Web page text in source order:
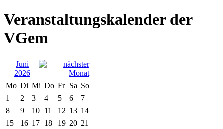
Veranstaltungskalender der
VGem
Juni
2026
Mo Di Mi Do Fr Sa So
1
2 3 4 5 6
7
8
9 10 11 12 13 14
15
16 17 18 19 20 21